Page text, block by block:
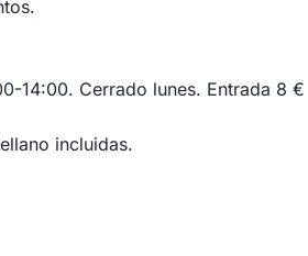
14:00. Cerrado lunes. Entrada 8 €
incluidas.